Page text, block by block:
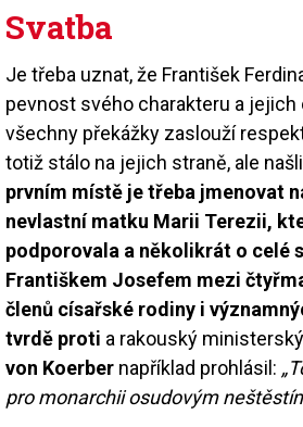
Svatba
Je třeba uznat, že František
pevnost svého charakteru a jejich
všechny překážky zaslouží
totiž stálo na jejich straně, ale
prvním místě je třeba jmenovat
nevlastní matku Marii Terezii,
podporovala a několikrát o celé
Františkem Josefem mezi
členů císařské rodiny i
tvrdě proti a rakouský
von Koerber například prohlásil:
pro monarchii osudovým